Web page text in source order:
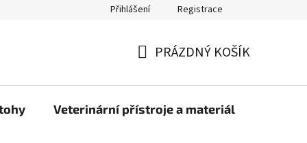
Přihlášení Registrace
KOŠÍK
PRÁZDNÝ KOŠÍK
Veterinární přístroje a materiál